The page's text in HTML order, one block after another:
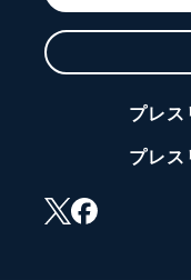
プレス
プレス